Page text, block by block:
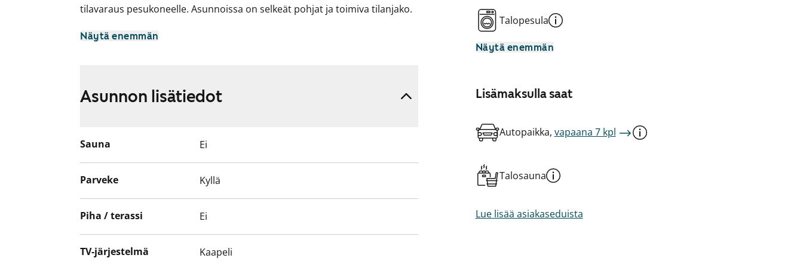
tilavaraus pesukoneelle. Asunnoissa on selkeät pohjat ja toimiva tilanjako.
Tervetuloa tutustumaan!
Näytä enemmän
Talopesula
Näytä enemmän
Lisämaksulla saat
Autopaikka, vapaana 7 kpl
Talosauna
Lue lisää asiakaseduista
Asunnon lisätiedot
Sauna Ei
Parveke Kyllä
Piha / terassi Ei
TV-järjestelmä Kaapeli